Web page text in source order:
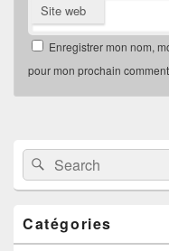
Site web
Enregistrer mon nom,
pour mon prochain
Widget
Area
Search
for:
Search
Catégories